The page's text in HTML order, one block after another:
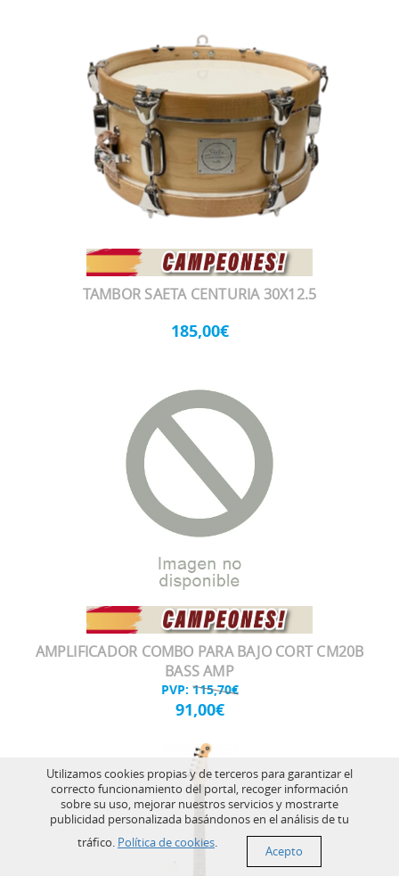
TAMBOR SAETA CENTURIA 30X12.5
185,00€
AMPLIFICADOR COMBO PARA BAJO CORT CM20B
BASS AMP
PVP: 115,70€
91,00€
Utilizamos cookies propias y de terceros para garantizar el
correcto funcionamiento del portal, recoger información
sobre su uso, mejorar nuestros servicios y mostrarte
publicidad personalizada basándonos en el análisis de tu
tráfico. Política de cookies.
Acepto